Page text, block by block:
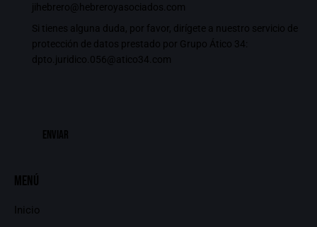
jihebrero@hebreroyasociados.com
Si tienes alguna duda, por favor, dirígete a nuestro servicio de
protección de datos prestado por Grupo Ático 34:
dpto.juridico.056@atico34.com
Menú
Inicio